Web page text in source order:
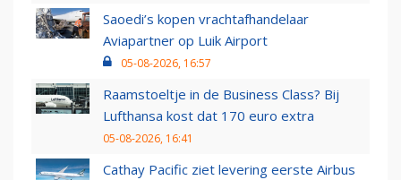
Saoedi’s kopen vrachtafhandelaar
Aviapartner op Luik Airport
05-08-2026, 16:57
Raamstoeltje in de Business Class? Bij
Lufthansa kost dat 170 euro extra
05-08-2026, 16:41
Cathay Pacific ziet levering eerste Airbus